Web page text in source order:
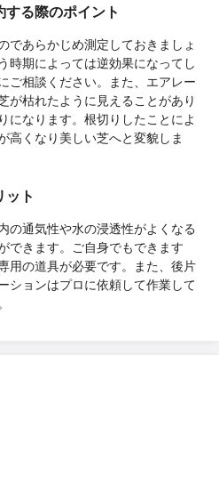
る際のポイント
であらかじめ測定しておきましょ
時期によっては逆効果になってし
ご相談ください。また、エアレー
が枯れたように見えることがあり
になります。根切りしたことによ
高くなり美しい芝へと変貌しま
ット
の通気性や水の浸透性がよくなる
できます。ご自身でもできます
用の道具が必要です。また、後片
ションはプロに依頼して作業して